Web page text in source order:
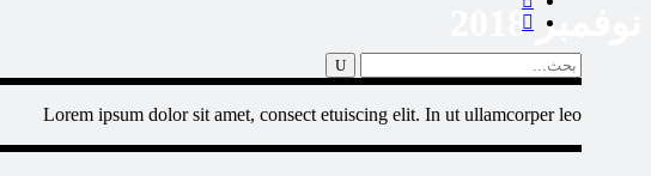
نوفمبر 2018
Search
for:
Lorem ipsum dolor sit amet, consect etuiscing elit. In ut ullamcorper leo